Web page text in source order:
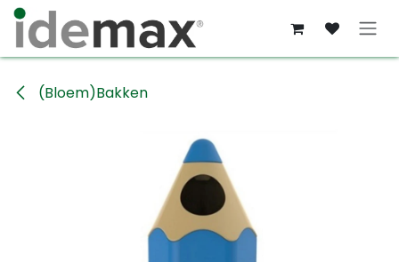
Overslaan naar inhoud
(Bloem)Bakken